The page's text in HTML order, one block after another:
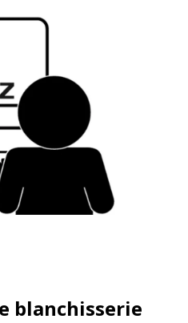
blanchisserie